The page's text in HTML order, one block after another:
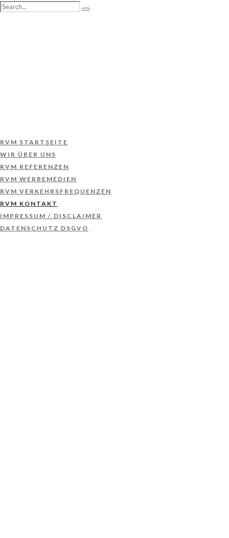
RVM STARTSEITE
WIR ÜBER UNS
RVM REFERENZEN
RVM WERBEMEDIEN
RVM VERKEHRSFREQUENZEN
RVM KONTAKT
IMPRESSUM / DISCLAIMER
DATENSCHUTZ DSGVO